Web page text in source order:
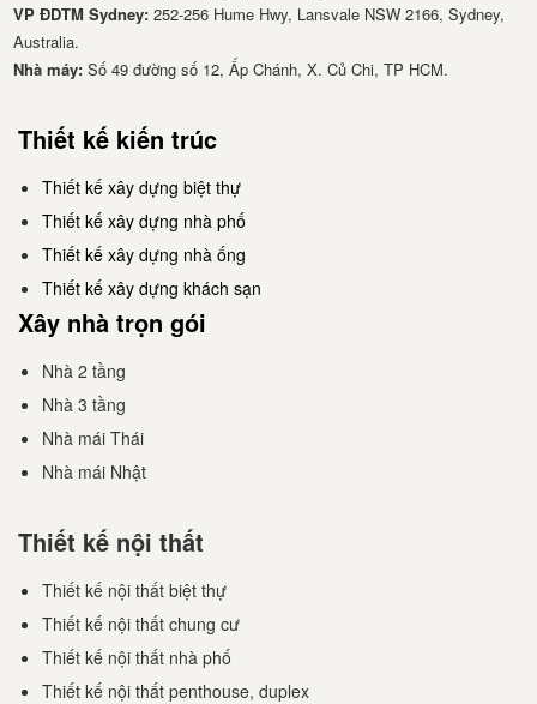
VP ĐDTM Sydney: 252-256 Hume Hwy, Lansvale NSW 2166, Sydney,
Australia.
Nhà má​y: Số 49 đường số 12, Ấp Chánh, X. Củ Chi, TP HCM.
Thiết kế kiến trúc
Thiết kế xây dựng biệt thự
Thiết kế xây dựng nhà phố
Thiết kế xây dựng nhà ống
Thiết kế xây dựng khách sạn
Xây nhà trọn gói
Nhà 2 tầng
Nhà 3 tầng
Nhà mái Thái
Nhà mái Nhật
Thiết kế nội thất
Thiết kế nội thất biệt thự
Thiết kế nội thất chung cư
Thiết kế nội thất nhà phố
Thiết kế nội thất penthouse, duplex